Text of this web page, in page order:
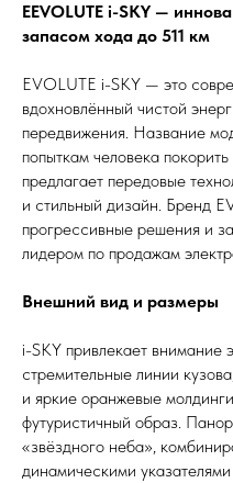
EEVOLUTE i-SKY —
запасом хода до 511 км
EVOLUTE i-SKY — это
вдохновлённый чистой
передвижения. Название
попыткам человека
предлагает передовые
и стильный дизайн. Бренд
прогрессивные решения и
лидером по продажам
Внешний вид и размеры
i-SKY привлекает внимание
стремительные линии
и яркие оранжевые
футуристичный образ.
«звёздного неба»,
динамическими